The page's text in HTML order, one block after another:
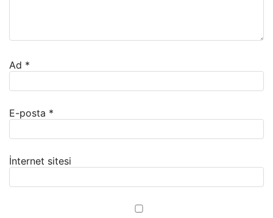
Ad *
E-posta *
İnternet sitesi